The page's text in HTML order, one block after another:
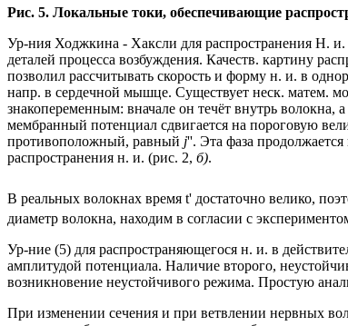
Рис. 5. Локальные токи, обеспечивающие
Ур-ния Ходжкина - Хаксли для распространения Н.
деталей процесса возбуждения. Качеств. картину
позволил рассчитывать скорость и форму н. и. в
напр. в сердечной мышце. Существует неск. матем.
знакопеременным: вначале он течёт внутрь
мембранный потенциал сдвигается на пороговую
противоположный, равный j''. Эта фаза
распространения н. и. (рис. 2, б).
В реальных волокнах время t' достаточно велико,
диаметр волокна, находим в согласии с
Ур-ние (5) для распространяющегося н. и. в
амплитудой потенциала. Наличие второго,
возникновение неустойчивого режима. Простую
При изменении сечения и при ветвлении нервных